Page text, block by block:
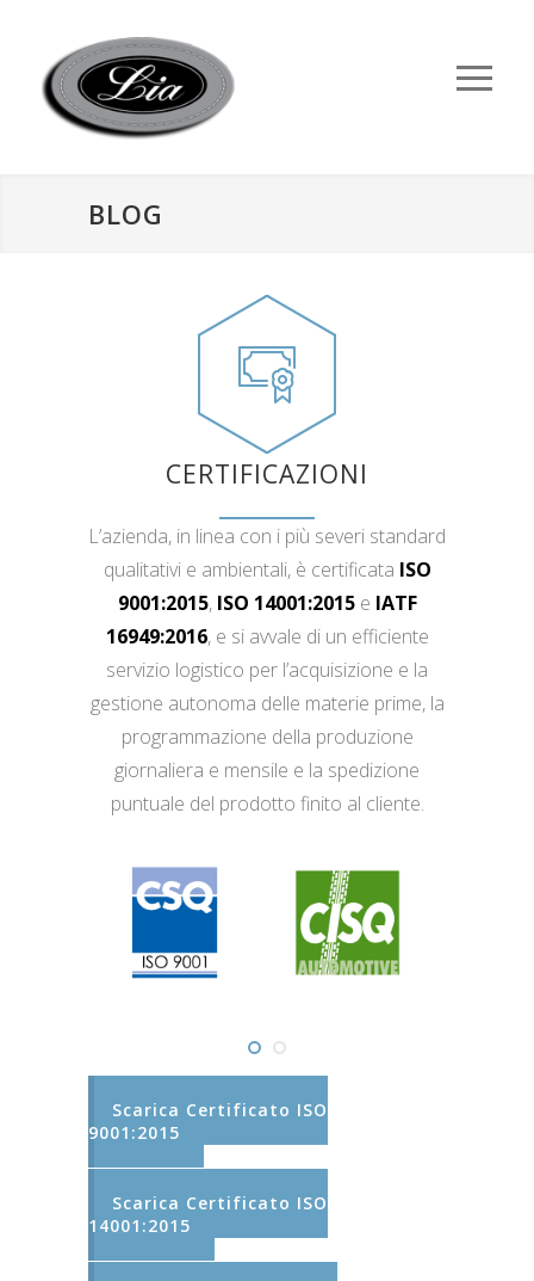
BLOG
CERTIFICAZIONI
L’azienda, in linea con i più severi standard
qualitativi e ambientali, è certificata ISO
9001:2015, ISO 14001:2015e IATF
16949:2016, e si avvale di un efficiente
servizio logistico per l’acquisizione e la
gestione autonoma delle materie prime, la
programmazione della produzione
giornaliera e mensile e la spedizione
puntuale del prodotto finito al cliente.
Scarica Certificato ISO
9001:2015
Scarica Certificato ISO
14001:2015